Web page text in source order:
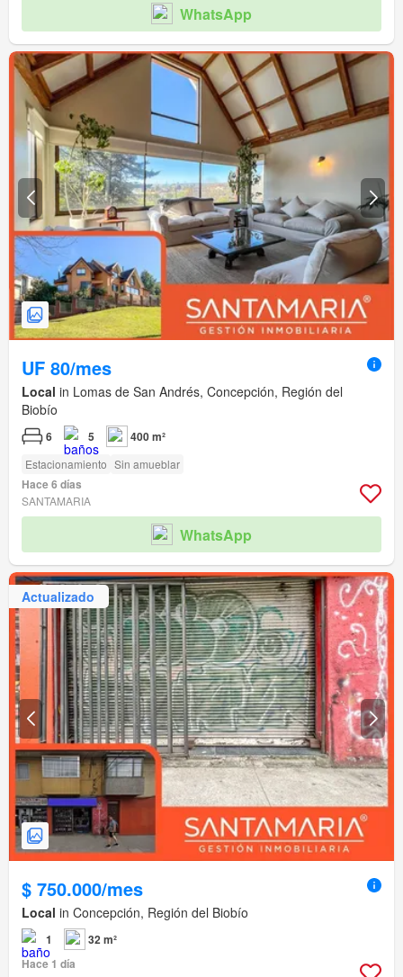
WhatsApp
UF 80/mes
Local in Lomas de San Andrés, Concepción, Región del
Biobío
6 5 400 m²
Estacionamiento Sin amueblar
Hace 6 días
SANTAMARIA
WhatsApp
Actualizado
$ 750.000/mes
Local in Concepción, Región del Biobío
1
32 m²
Hace 1 día